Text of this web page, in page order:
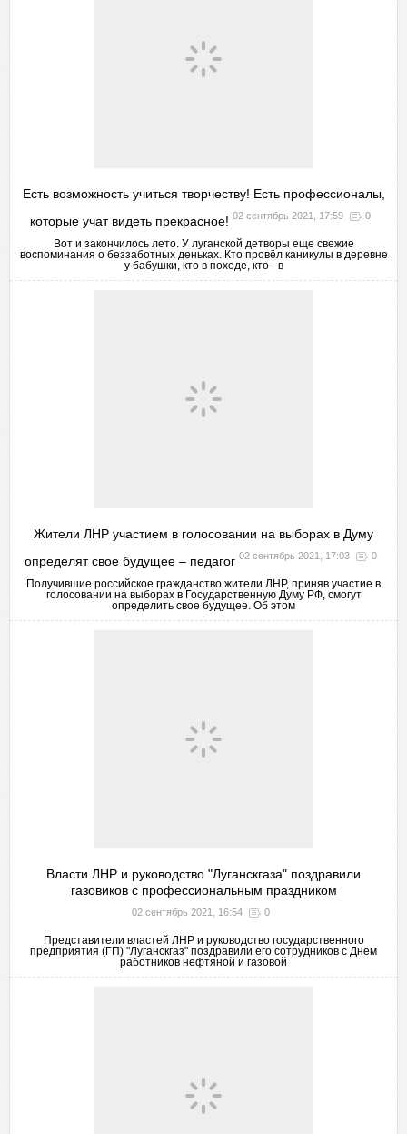
Есть возможность учиться творчеству! Есть профессионалы,
которые учат видеть прекрасное! 02 сентябрь 2021, 17:59 0
Вот и закончилось лето. У луганской детворы еще свежие
воспоминания о беззаботных деньках. Кто провёл каникулы в деревне
у бабушки, кто в походе, кто - в
Жители ЛНР участием в голосовании на выборах в Думу
определят свое будущее – педагог 02 сентябрь 2021, 17:03 0
Получившие российское гражданство жители ЛНР, приняв участие в
голосовании на выборах в Государственную Думу РФ, смогут
определить свое будущее. Об этом
Власти ЛНР и руководство "Луганскгаза" поздравили
газовиков с профессиональным праздником
02 сентябрь 2021, 16:54 0
Представители властей ЛНР и руководство государственного
предприятия (ГП) "Луганскгаз" поздравили его сотрудников с Днем
работников нефтяной и газовой